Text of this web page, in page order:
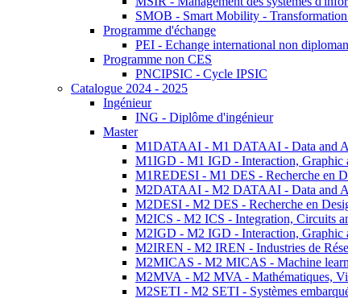
SMOB - Smart Mobility -
Programme d'échange
PEI - Echange international non
Programme non CES
PNCIPSIC - Cycle IPSIC
Catalogue 2024 - 2025
Ingénieur
ING - Diplôme d'ingénieur
Master
M1DATAAI - M1 DATAAI - Data and
M1IGD - M1 IGD - Interaction, Graphic
M1REDESI - M1 DES - Recherche en
M2DATAAI - M2 DATAAI - Data and
M2DESI - M2 DES - Recherche en
M2ICS - M2 ICS - Integration, Circuits
M2IGD - M2 IGD - Interaction, Graphic
M2IREN - M2 IREN - Industries de
M2MICAS - M2 MICAS - Machine
M2MVA - M2 MVA - Mathématiques,
M2SETI - M2 SETI - Systèmes